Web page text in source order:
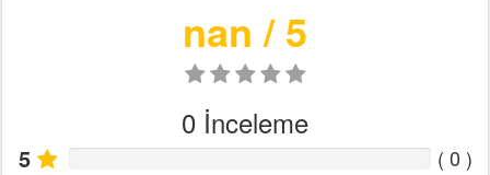
nan / 5
0 İnceleme
5 ( 0 )